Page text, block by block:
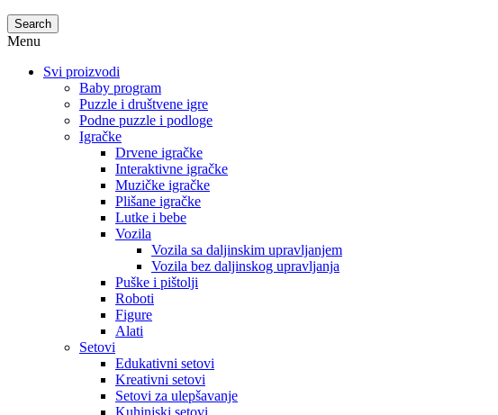
Search
Menu
Svi proizvodi
Baby program
Puzzle i društvene igre
Podne puzzle i podloge
Igračke
Drvene igračke
Interaktivne igračke
Muzičke igračke
Plišane igračke
Lutke i bebe
Vozila
Vozila sa daljinskim upravljanjem
Vozila bez daljinskog upravljanja
Puške i pištolji
Roboti
Figure
Alati
Setovi
Edukativni setovi
Kreativni setovi
Setovi za ulepšavanje
Kuhinjski setovi